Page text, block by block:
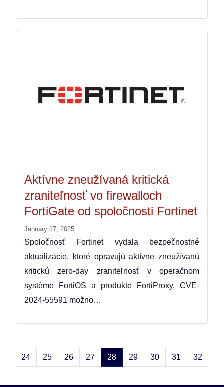
Aktívne zneužívaná kritická
zraniteľnosť vo firewalloch
FortiGate od spoločnosti Fortinet
January 17, 2025
Spoločnosť Fortinet vydala bezpečnostné
aktualizácie, ktoré opravujú aktívne zneužívanú
kritickú zero-day zraniteľnosť v operačnom
systéme FortiOS a produkte FortiProxy. CVE-
2024-55591 možno…
24 25 26 27 28 29 30 31 32